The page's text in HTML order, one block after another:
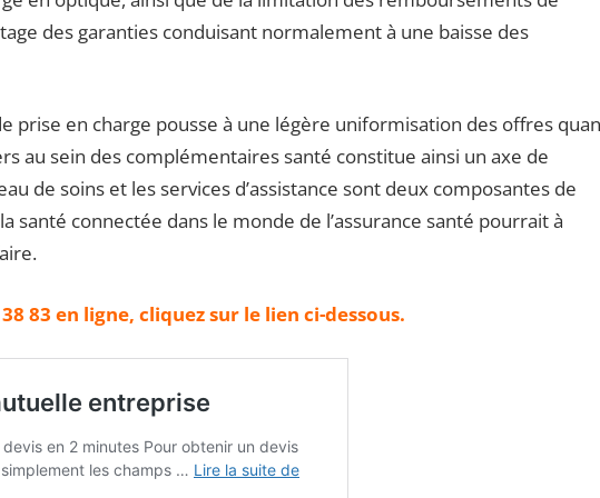
des garanties conduisant normalement à une baisse des
prise en charge pousse à une légère uniformisation des offres
au sein des complémentaires santé constitue ainsi un axe de
de soins et les services d’assistance sont deux composantes de
santé connectée dans le monde de l’assurance santé pourrait à
83 en ligne, cliquez sur le lien ci-dessous.